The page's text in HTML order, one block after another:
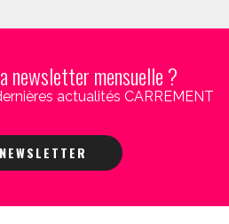
newsletter mensuelle ?
actualités CARREMENT